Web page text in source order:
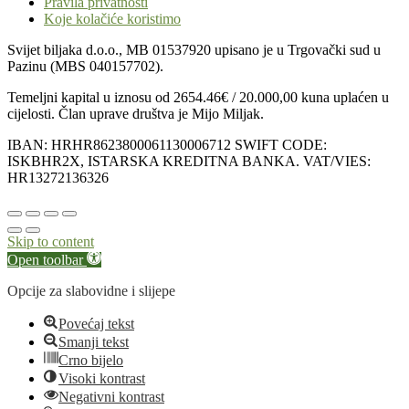
Koje kolačiće koristimo
Svijet biljaka d.o.o., MB 01537920 upisano je u Trgovački sud u
Pazinu (MBS 040157702).
Temeljni kapital u iznosu od 2654.46€ / 20.000,00 kuna uplaćen u
cijelosti. Član uprave društva je Mijo Miljak.
IBAN: HRHR8623800061130006712 SWIFT CODE:
ISKBHR2X, ISTARSKA KREDITNA BANKA. VAT/VIES:
HR13272136326
Scroll
to
Top
Skip to content
Open toolbar
Opcije za slabovidne i slijepe
Povećaj tekst
Smanji tekst
Crno bijelo
Visoki kontrast
Negativni kontrast